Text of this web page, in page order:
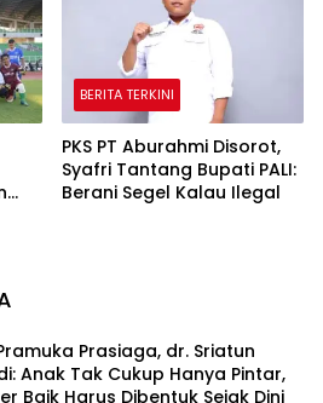
BERITA TERKINI
PKS PT Aburahmi Disorot,
Syafri Tantang Bupati PALI:
Berani Segel Kalau Ilegal
Prasiaga, dr. Sriatun
Anak Tak Cukup Hanya Pintar,
Baik Harus Dibentuk Sejak Dini